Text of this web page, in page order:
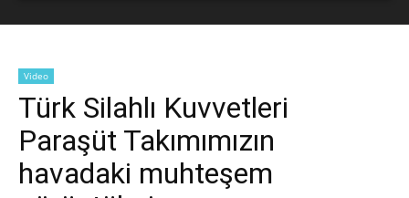
Video
Türk Silahlı Kuvvetleri
Paraşüt Takımımızın
havadaki muhteşem